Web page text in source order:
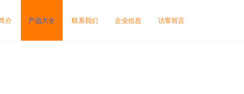
介 产品大全 联系我们 企业信息 访客留言